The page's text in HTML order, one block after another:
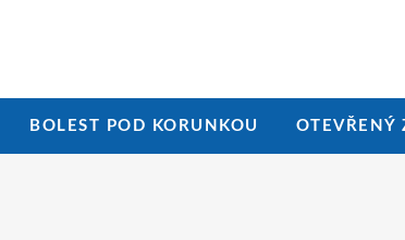
BOLEST POD KORUNKOU OTEVŘENÝ